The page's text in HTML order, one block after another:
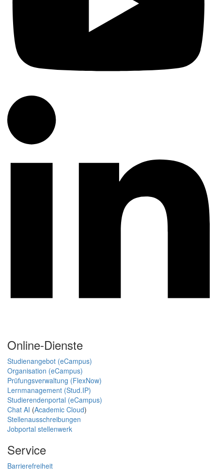
Online-Dienste
Studienangebot (eCampus)
Organisation (eCampus)
Prüfungsverwaltung (FlexNow)
Lernmanagement (Stud.IP)
Studierendenportal (eCampus)
Chat AI (Academic Cloud)
Stellenausschreibungen
Jobportal stellenwerk
Service
Barrierefreiheit